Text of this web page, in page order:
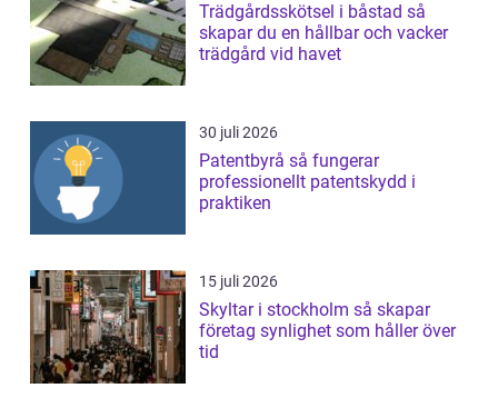
Trädgårdsskötsel i båstad så
skapar du en hållbar och vacker
trädgård vid havet
30 juli 2026
Patentbyrå så fungerar
professionellt patentskydd i
praktiken
15 juli 2026
Skyltar i stockholm så skapar
företag synlighet som håller över
tid